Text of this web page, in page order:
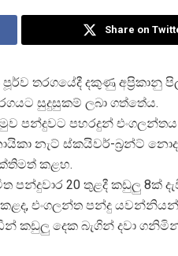
Share on
තරගයේදී දකුණු අප්රිකානු
සුදුසුකම් ලබා ගත්තේය.
පන්දුවට පහරදුන් එංගලන්තය
නැට් ස්කයිවර්-බ්රන්ට්
කළහ.
පන්දුවාර 20 තුළදී කඩුලු 8ක්
කළද, එංගලන්ත පන්දු
කඩුලු දෙක බැගින් දවා